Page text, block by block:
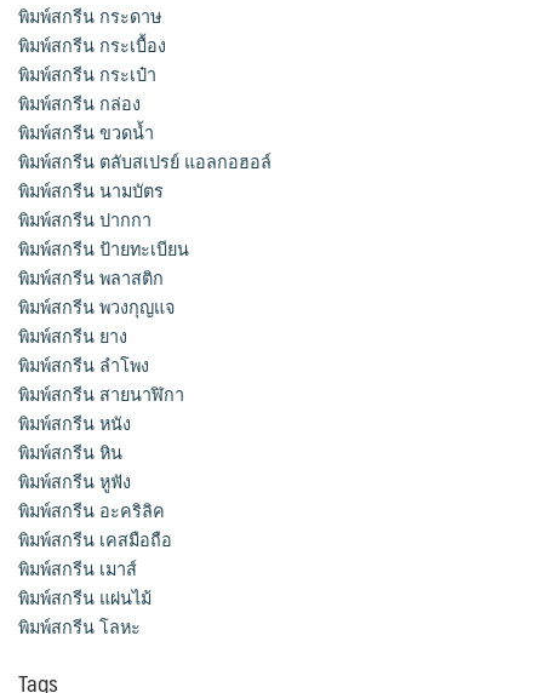
พิมพ์สกรีน กระดาษ
พิมพ์สกรีน กระเบื้อง
พิมพ์สกรีน กระเป๋า
พิมพ์สกรีน กล่อง
พิมพ์สกรีน ขวดน้ำ
พิมพ์สกรีน ตลับสเปรย์ แอลกอฮอล์
พิมพ์สกรีน นามบัตร
พิมพ์สกรีน ปากกา
พิมพ์สกรีน ป้ายทะเบียน
พิมพ์สกรีน พลาสติก
พิมพ์สกรีน พวงกุญแจ
พิมพ์สกรีน ยาง
พิมพ์สกรีน ลำโพง
พิมพ์สกรีน สายนาฬิกา
พิมพ์สกรีน หนัง
พิมพ์สกรีน หิน
พิมพ์สกรีน หูฟัง
พิมพ์สกรีน อะคริลิค
พิมพ์สกรีน เคสมือถือ
พิมพ์สกรีน เมาส์
พิมพ์สกรีน แผ่นไม้
พิมพ์สกรีน โลหะ
Tags